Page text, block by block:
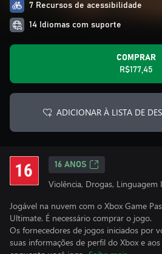
7 Recursos de acessibilidade
14 Idiomas com suporte
COMPRAR
R$177,45
ADICIONAR À LISTA DE
16 ANOS
Violência, Drogas, Linguagem
Jogável na nuvem com o Xbox Game
Ultimate. É necessário comprar o jogo.
Os fornecedores de jogos iniciados por
suas informações de perfil do Xbox e